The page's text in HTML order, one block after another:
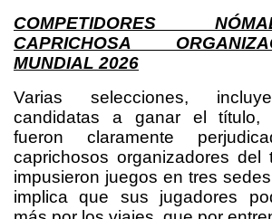
COMPETIDORES
CAPRICHOSA
MUNDIAL 2026
Varias selecciones,
candidatas a ganar el título,
fueron claramente
caprichosos organizadores del
impusieron juegos en tres
implica que sus jugadores